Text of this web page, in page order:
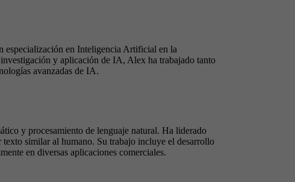
especialización en Inteligencia Artificial en la
y aplicación de IA, Alex ha trabajado tanto
avanzadas de IA.
y procesamiento de lenguaje natural. Ha liderado
similar al humano. Su trabajo incluye el desarrollo
en diversas aplicaciones comerciales.